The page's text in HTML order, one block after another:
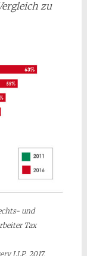
zu
und
Tax
LLP, 2017,